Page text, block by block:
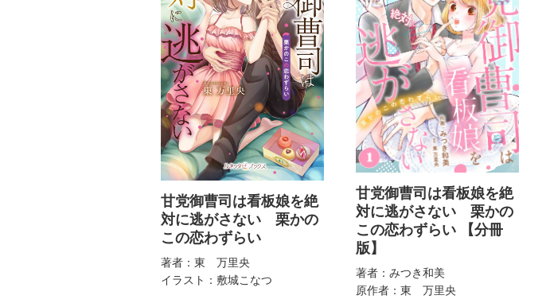
甘党御曹司は看板娘を絶
対に逃がさない 栗かの
この恋わずらい
著者：東 万里央
イラスト：敷城こなつ
甘党御曹司は看板娘を絶
対に逃がさない 栗かの
この恋わずらい 【分冊
版】
著者：みつき和美
原作者：東 万里央